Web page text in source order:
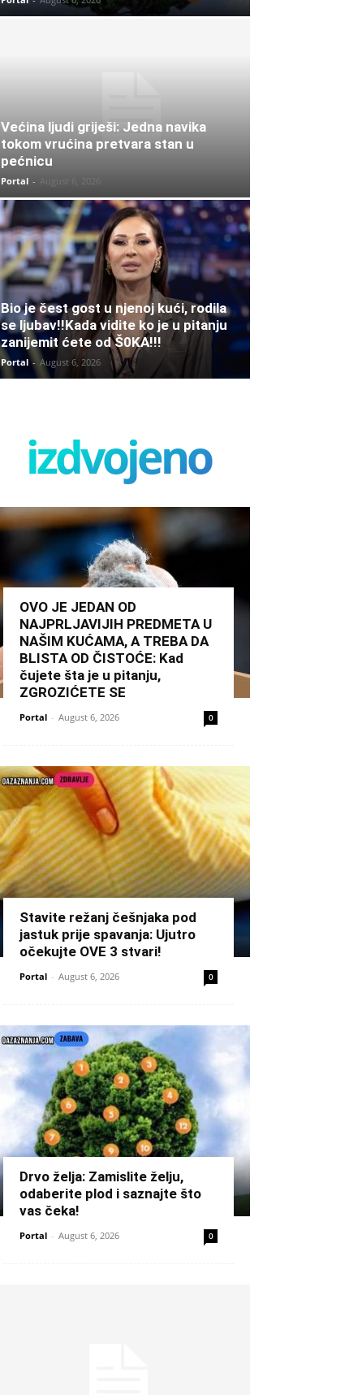
Većina ljudi griješi: Jedna navika
tokom vrućina pretvara stan u
pećnicu
Portal - August 6, 2026
Bio je čest gost u njenoj kući, rodila
se ljubav!!Kada vidite ko je u pitanju
zanijemit ćete od Š0KA!!!
Portal - August 6, 2026
izdvojeno
OVO JE JEDAN OD
NAJPRLJAVIJIH PREDMETA U
NAŠIM KUĆAMA, A TREBA DA
BLISTA OD ČISTOĆE: Kad
čujete šta je u pitanju,
ZGROZIĆETE SE
Portal - August 6, 2026 0
Stavite režanj češnjaka pod
jastuk prije spavanja: Ujutro
očekujte OVE 3 stvari!
Portal - August 6, 2026 0
Drvo želja: Zamislite želju,
odaberite plod i saznajte što
vas čeka!
Portal - August 6, 2026 0